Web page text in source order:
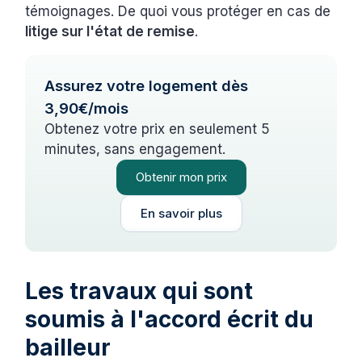
témoignages. De quoi vous protéger en cas de
litige sur l'état de remise.
Assurez votre logement dès
3,90€/mois
Obtenez votre prix en seulement 5
minutes, sans engagement.
Obtenir mon prix
En savoir plus
Les travaux qui sont
soumis à l'accord écrit du
bailleur